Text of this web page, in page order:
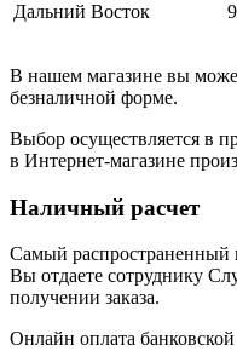
Дальний Восток
В нашем магазине вы
безналичной форме.
Выбор осуществляется в
в Интернет-магазине
Наличный расчет
Самый распространенный
Вы отдаете сотруднику
получении заказа.
Онлайн оплата банковской